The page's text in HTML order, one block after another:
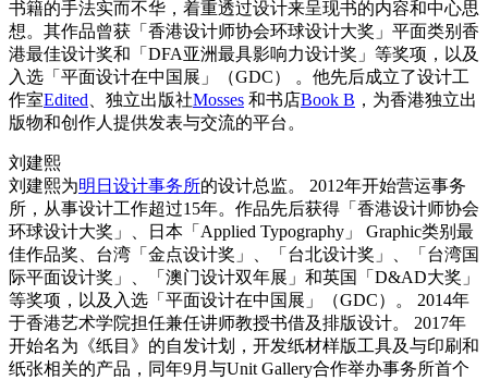
书籍的手法实而不华，着重透过设计来呈现书的内容和中心思
想。其作品曾获「香港设计师协会环球设计大奖」平面类别香
港最佳设计奖和「DFA亚洲最具影响力设计奖」等奖项，以及
入选「平面设计在中国展」（GDC） 。他先后成立了设计工
作室Edited、独立出版社Mosses 和书店Book B ，为香港独立出
版物和创作人提供发表与交流的平台。
刘建熙
刘建熙为明日设计事务所的设计总监。 2012年开始营运事务
所，从事设计工作超过15年。作品先后获得「香港设计师协会
环球设计大奖」、日本「Applied Typography」 Graphic类别最
佳作品奖、台湾「金点设计奖」、「台北设计奖」、「台湾国
际平面设计奖」、「澳门设计双年展」和英国「D&AD大奖」
等奖项，以及入选「平面设计在中国展」（GDC）。 2014年
于香港艺术学院担任兼任讲师教授书借及排版设计。 2017年
开始名为《纸目》的自发计划，开发纸材样版工具及与印刷和
纸张相关的产品，同年9月与Unit Gallery合作举办事务所首个